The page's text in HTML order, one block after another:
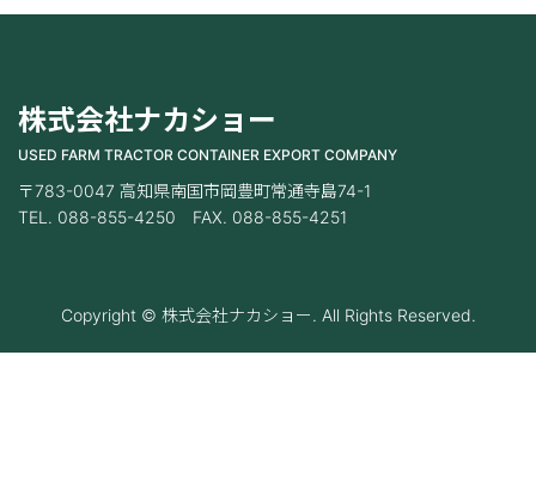
株式会社ナカショー
USED FARM TRACTOR CONTAINER EXPORT COMPANY
〒783-0047 高知県南国市岡豊町常通寺島74-1
TEL. 088-855-4250 FAX. 088-855-4251
Copyright © 株式会社ナカショー. All Rights Reserved.